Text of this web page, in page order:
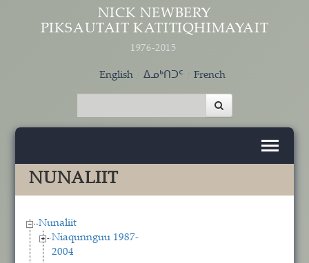
Skip to main content
NICK NEWBERY
PIKSAUTAIT KATITIQHIMAYAIT
1976-2015
English ᐃᓄᒃᑎᑐᑦ French
NUNALIIT
Nunaliit
Niaqunnguu 1987-
2004